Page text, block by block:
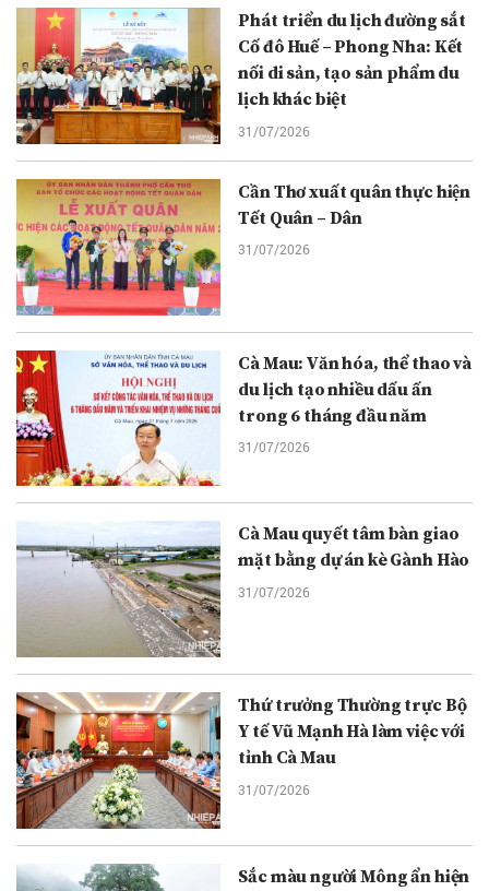
Phát triển du lịch đường sắt
Cố đô Huế – Phong Nha: Kết
nối di sản, tạo sản phẩm du
lịch khác biệt
31/07/2026
Cần Thơ xuất quân thực hiện
Tết Quân – Dân
31/07/2026
Cà Mau: Văn hóa, thể thao và
du lịch tạo nhiều dấu ấn
trong 6 tháng đầu năm
31/07/2026
Cà Mau quyết tâm bàn giao
mặt bằng dự án kè Gành Hào
31/07/2026
Thứ trưởng Thường trực Bộ
Y tế Vũ Mạnh Hà làm việc với
tỉnh Cà Mau
31/07/2026
Sắc màu người Mông ẩn hiện